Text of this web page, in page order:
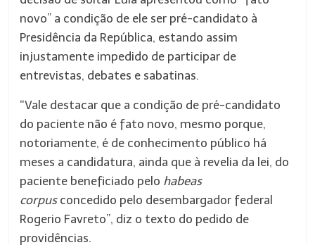
novo” a condição de ele ser pré-candidato à
Presidência da República, estando assim
injustamente impedido de participar de
entrevistas, debates e sabatinas.
“Vale destacar que a condição de pré-candidato
do paciente não é fato novo, mesmo porque,
notoriamente, é de conhecimento público há
meses a candidatura, ainda que à revelia da lei, do
paciente beneficiado pelo habeas
corpusconcedido pelo desembargador federal
Rogerio Favreto”, diz o texto do pedido de
providências.